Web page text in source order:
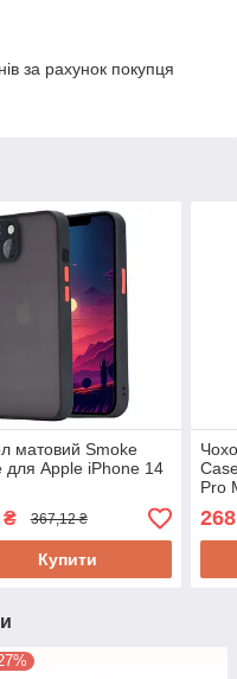
за рахунок покупця
матовий Smoke
для Apple iPhone 14
367,12 ₴
Купити
Pro
268